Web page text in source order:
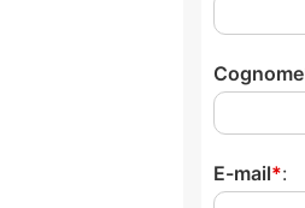
Cognome
E-mail :